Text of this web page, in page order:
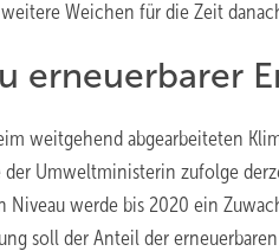
Weichen für die Zeit
erneuerbarer
weitgehend abgearbeiteten
der Umweltministerin zufolge
Niveau werde bis 2020 ein
soll der Anteil der